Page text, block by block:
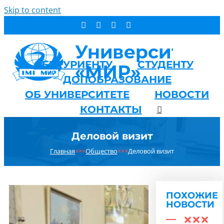
Skip to content
АБИТУРИЕНТУ
СТУДЕНТУ
ДОПОБРАЗОВАНИЕ
ОБ УНИВЕРСИТЕТЕ
НОВОСТИ
КОНТАКТЫ
Деловой визит
Главная×××Общество×××Деловой визит
ПОХОЖИЕ
НОВОСТИ